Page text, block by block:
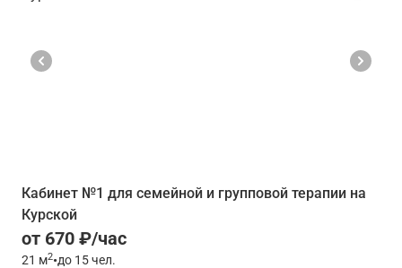
Кабинет №1 для семейной и групповой терапии на
Курской
от 670 ₽/час
21 м2•до 15 чел.